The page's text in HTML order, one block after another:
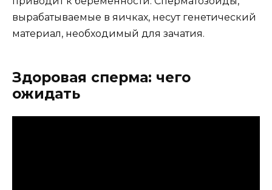
вырабатываемые в яичках, несут генетический
материал, необходимый для зачатия.
Здоровая сперма: чего
ожидать